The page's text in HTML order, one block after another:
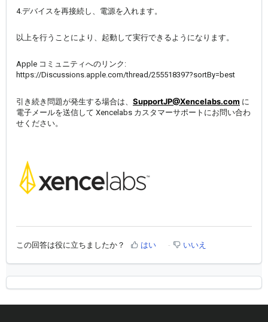
4.デバイスを再接続し、電源を入れます。
以上を行うことにより、起動して実行できるようになります。
Apple コミュニティへのリンク:
https://Discussions.apple.com/thread/255518397?sortBy=best
引き続き問題が発生する場合は、 SupportJP@Xencelabs.com に
電子メールを送信して Xencelabs カスタマーサポートにお問い合わ
せください。
この回答は役に立ちましたか？ はい いいえ